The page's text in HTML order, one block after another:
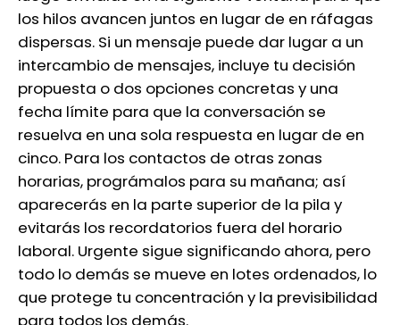
los hilos avancen juntos en lugar de en ráfagas
dispersas. Si un mensaje puede dar lugar a un
intercambio de mensajes, incluye tu decisión
propuesta o dos opciones concretas y una
fecha límite para que la conversación se
resuelva en una sola respuesta en lugar de en
cinco. Para los contactos de otras zonas
horarias, prográmalos para su mañana; así
aparecerás en la parte superior de la pila y
evitarás los recordatorios fuera del horario
laboral. Urgente sigue significando ahora, pero
todo lo demás se mueve en lotes ordenados, lo
que protege tu concentración y la previsibilidad
para todos los demás.